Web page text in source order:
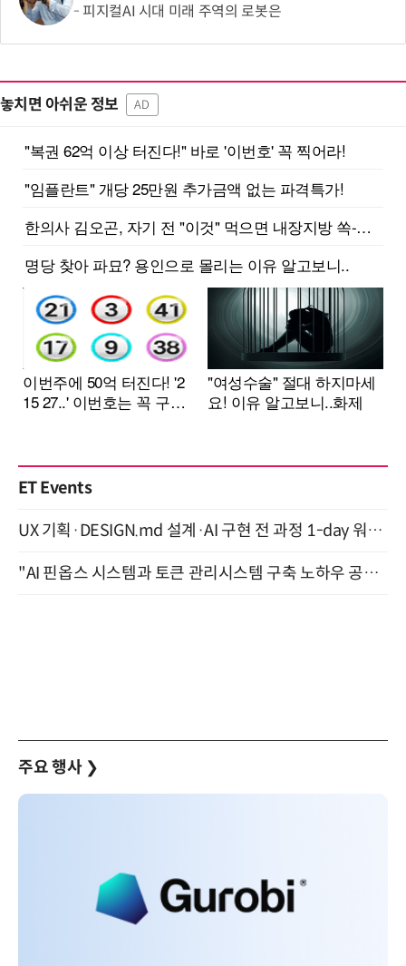
피지컬AI 시대 미래 주역의 로봇은
놓치면 아쉬운 정보 AD
ET Events
UX 기획·DESIGN.md 설계·AI 구현 전 과정 1-day 워크숍 with Claude Code·Codex 9월 15일 개최
"AI 핀옵스 시스템과 토큰 관리시스템 구축 노하우 공개" 잠실 한국광고문화회관 2층 대회의실 (8/21)
주요 행사 ❯